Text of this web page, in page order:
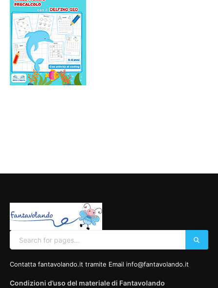
Contatta fantavolando.it tramite Email info@fantavolando.it
Condizioni d’uso del materiale di Fantavolando